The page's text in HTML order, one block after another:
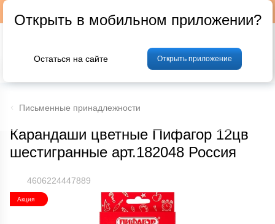
Фрукты и овощи Мясо Птица
Письменные принадлежности
Карандаши цветные Пифагор 12цв
шестигранные арт.182048 Россия
4606224447889
Акция
Открыть в мобильном приложении?
Остаться на сайте Открыть приложение